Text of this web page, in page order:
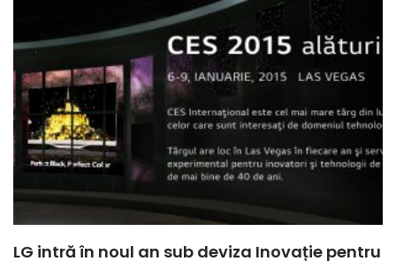
LG intră în noul an sub deviza Inovație pentru